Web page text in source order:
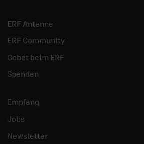
ERF Antenne
ERF Community
Gebet beim ERF
Spenden
Empfang
Jobs
Newsletter